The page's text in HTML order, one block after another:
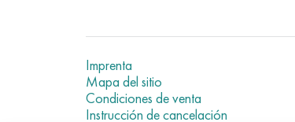
Imprenta
Mapa del sitio
Condiciones de venta
Instrucción de cancelación